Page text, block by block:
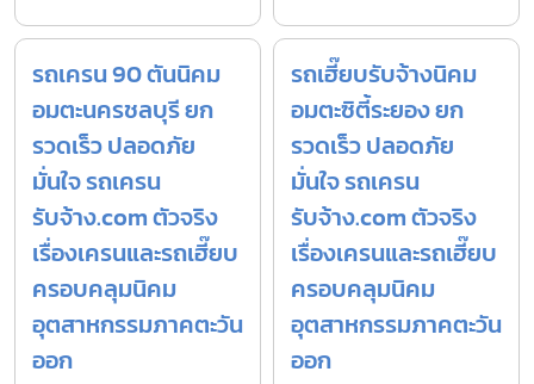
รถเครน 90 ตันนิคม
อมตะนครชลบุรี ยก
รวดเร็ว ปลอดภัย
มั่นใจ รถเครน
รับจ้าง.com ตัวจริง
เรื่องเครนและรถเฮี๊ยบ
ครอบคลุมนิคม
อุตสาหกรรมภาคตะวัน
ออก
รถเฮี๊ยบรับจ้างนิคม
อมตะซิตี้ระยอง ยก
รวดเร็ว ปลอดภัย
มั่นใจ รถเครน
รับจ้าง.com ตัวจริง
เรื่องเครนและรถเฮี๊ยบ
ครอบคลุมนิคม
อุตสาหกรรมภาคตะวัน
ออก